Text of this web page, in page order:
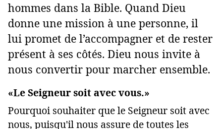
hommes dans la Bible. Quand Dieu
donne une mission à une personne, il
lui promet de l’accompagner et de rester
présent à ses côtés. Dieu nous invite à
nous convertir pour marcher ensemble.
«Le Seigneur soit avec vous.»
Pourquoi souhaiter que le Seigneur soit avec
nous, puisqu'il nous assure de toutes les